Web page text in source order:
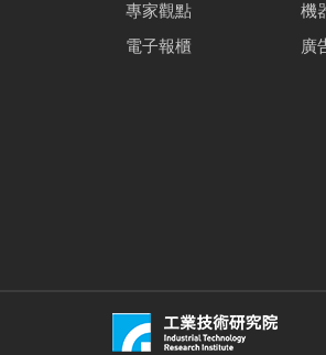
專家觀點
電子報櫃
機
廣